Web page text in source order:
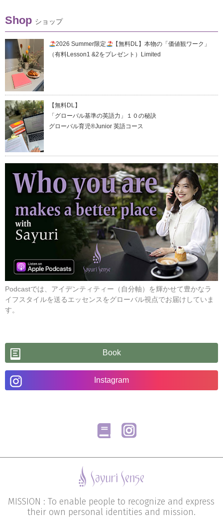
Shop ショップ
2026 Summer限定
【無料DL】本物の「価値観ワーク」
（有料Lesson1 &2をプレゼント）Limited
【無料DL】
「グローバル基準の英語力」１０の秘訣
グローバル育児®Junior 英語コース
Podcastでは、アイデンティティー（自分軸）を輝かせて豊かなラ
イフスタイルを送るエッセンスをグローバル視点でお届けしていま
す。
Book
Instagram
MISSION : To enable people to recognize and express
their own personal identities and mission.